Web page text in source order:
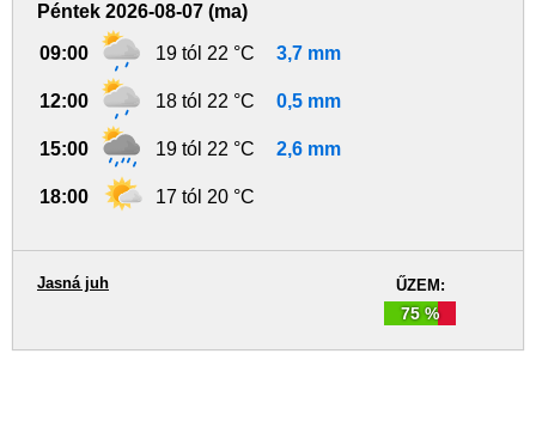
Péntek 2026-08-07 (ma)
09:00 19 tól 22 °C 3,7 mm
12:00 18 tól 22 °C 0,5 mm
15:00 19 tól 22 °C 2,6 mm
18:00 17 tól 20 °C
ŰZEM:
75 %
Jasná juh